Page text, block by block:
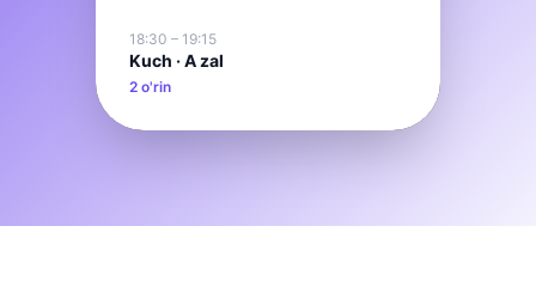
18:30 – 19:15
Kuch · A zal
2 o'rin